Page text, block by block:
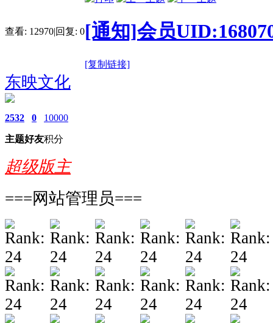
查看: 12970|回复: 0[通知]会员
[复制链接]
东映文化
2532
主题
0
好友
10000
积分
超级版主
===网站管理员===